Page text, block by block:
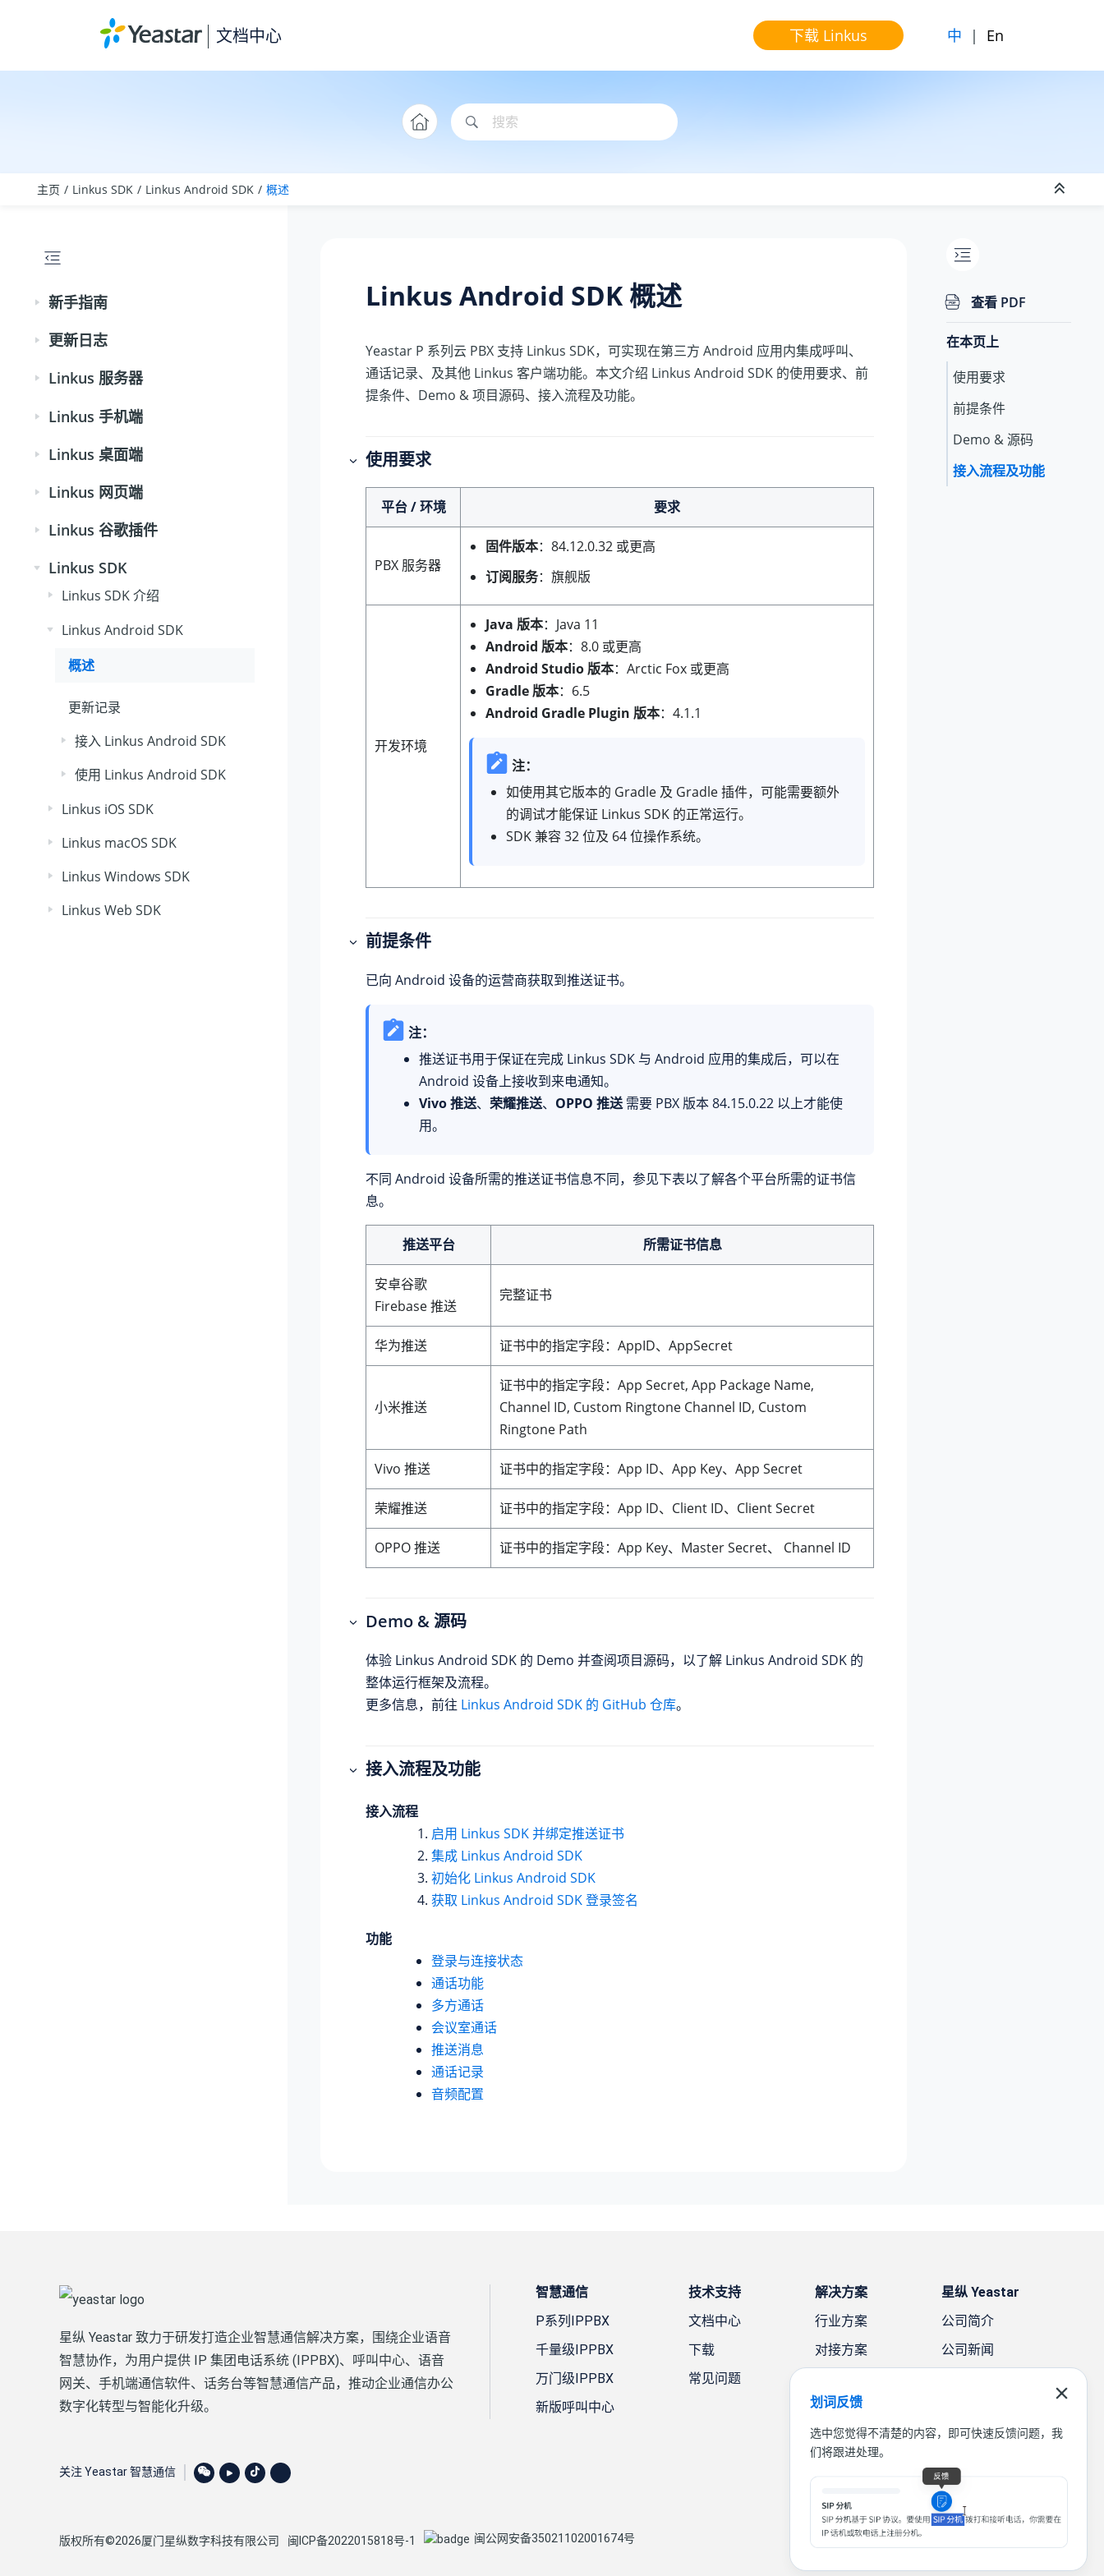
文档中心 下载 Linkus 中 | En
主页 Linkus SDK Linkus Android SDK 概述
新手指南
更新日志
Linkus 服务器
Linkus 手机端
Linkus 桌面端
Linkus 网页端
Linkus 谷歌插件
Linkus SDK
Linkus SDK 介绍
Linkus Android SDK
概述
更新记录
接入 Linkus Android SDK
使用 Linkus Android SDK
Linkus iOS SDK
Linkus macOS SDK
Linkus Windows SDK
Linkus Web SDK
Linkus Android SDK 概述
Yeastar P 系列云 PBX 支持 Linkus SDK，可实现在第三方 Android 应用内集成呼叫、
通话记录、及其他 Linkus 客户端功能。本文介绍 Linkus Android SDK 的使用要求、前
提条件、 Demo & 项目源码、 接入流程及功能。
使用要求
平台 / 环境 要求
PBX 服务器
固件版本： 84.12.0.32 或更高
订阅服务：旗舰版
开发环境
Java 版本：Java 11
Android 版本：8.0 或更高
Android Studio 版本：Arctic Fox 或更高
Gradle 版本：6.5
Android Gradle Plugin 版本：4.1.1
注：
如使用其它版本的 Gradle 及 Gradle 插件，可能需要额外
的调试才能保证 Linkus SDK 的正常运行。
SDK 兼容 32 位及 64 位操作系统。
前提条件
已向 Android 设备的运营商获取到推送证书。
注：
推送证书用于保证在完成Linkus SDK 与 Android 应用的集成后，可以在
Android 设备上接收到来电通知。
Vivo 推送、 荣耀推送、 OPPO 推送需要 PBX 版本84.15.0.22以上才能使
用。
不同 Android 设备所需的推送证书信息不同，参见下表以了解各个平台所需的证书信
息。
推送平台 所需证书信息
安卓谷歌
Firebase 推送
完整证书
华为推送 证书中的指定字段：AppID、AppSecret
小米推送
证书中的指定字段：App Secret, App Package Name,
Channel ID, Custom Ringtone Channel ID, Custom
Ringtone Path
Vivo 推送 证书中的指定字段：App ID、App Key、App Secret
荣耀推送 证书中的指定字段：App ID、Client ID、Client Secret
OPPO 推送 证书中的指定字段：App Key、Master Secret、 Channel ID
Demo & 源码
体验 Linkus Android SDK 的 Demo 并查阅项目源码，以了解 Linkus Android SDK 的
整体运行框架及流程。
更多信息，前往 Linkus Android SDK 的 GitHub 仓库。
接入流程及功能
接入流程
启用 Linkus SDK 并绑定推送证书
集成 Linkus Android SDK
初始化 Linkus Android SDK
获取 Linkus Android SDK 登录签名
功能
登录与连接状态
通话功能
多方通话
会议室通话
推送消息
通话记录
音频配置
查看 PDF
在本页上
使用要求
前提条件
Demo & 源码
接入流程及功能
划词反馈
选中您觉得不清楚的内容，即可快速反馈问题，我
们将跟进处理。
星纵 Yeastar 致力于研发打造企业智慧通信解决方案，围绕企业语音
智慧协作，为用户提供 IP 集团电话系统 (IPPBX)、呼叫中心、语音
网关、手机端通信软件、话务台等智慧通信产品，推动企业通信办公
数字化转型与智能化升级。
智慧通信
P系列IPPBX
千量级IPPBX
万门级IPPBX
新版呼叫中心
技术支持
文档中心
下载
常见问题
解决方案
行业方案
对接方案
星纵 Yeastar
公司简介
公司新闻
关注 Yeastar 智慧通信
版权所有©2026厦门星纵数字科技有限公司 闽ICP备2022015818号-1 闽公网安备35021102001674号 联系我们 | 免责声明